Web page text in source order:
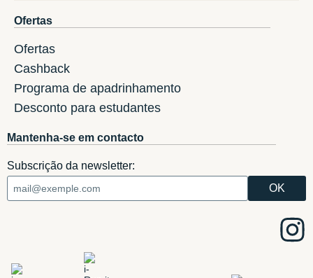
Ofertas
Ofertas
Cashback
Programa de apadrinhamento
Desconto para estudantes
Mantenha-se em contacto
Subscrição da newsletter: